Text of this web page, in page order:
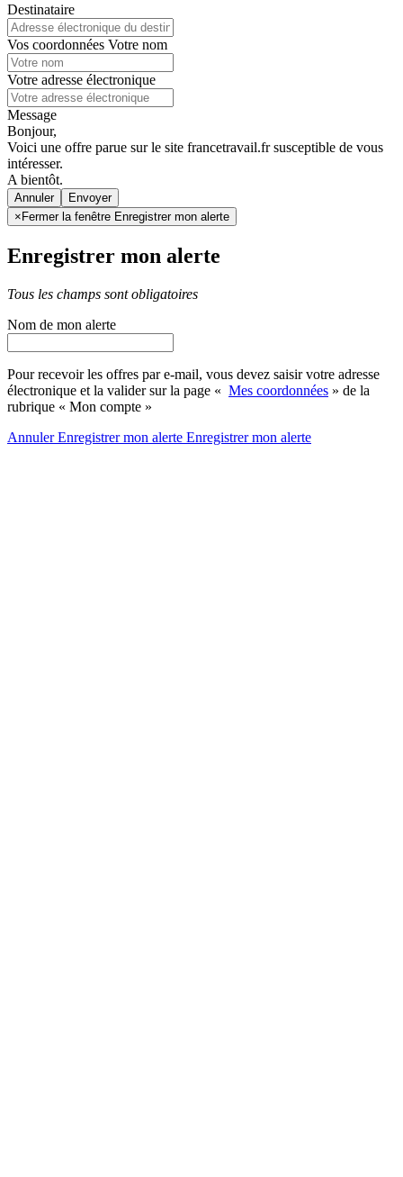
Destinataire
Vos coordonnées Votre nom
Votre adresse électronique
Message
Bonjour,
Voici une offre parue sur le site francetravail.fr susceptible de vous
intéresser.
A bientôt.
Annuler
× Fermer la fenêtre Enregistrer mon alerte
Enregistrer mon alerte
Tous les champs sont obligatoires
Nom de mon alerte
Pour recevoir les offres par e-mail, vous devez saisir votre adresse
électronique et la valider sur la page « Mes coordonnées » de la
rubrique « Mon compte »
AnnulerEnregistrer mon alerte Enregistrermon alerte